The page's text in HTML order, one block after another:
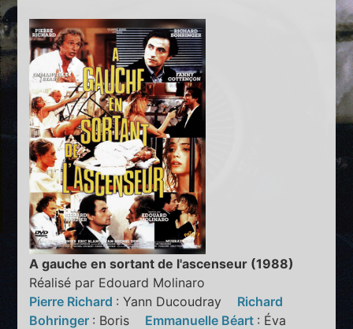
A gauche en sortant de l'ascenseur (1988)
Réalisé par Edouard Molinaro
Pierre Richard : Yann Ducoudray Richard
Bohringer : Boris Emmanuelle Béart : Éva